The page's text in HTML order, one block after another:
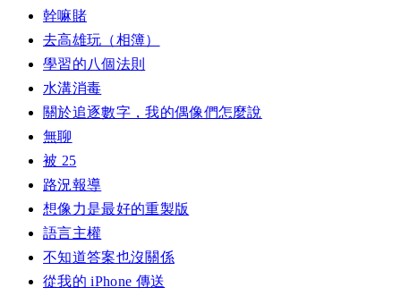
幹嘛賭
去高雄玩（相簿）
學習的八個法則
水溝消毒
關於追逐數字，我的偶像們怎麼說
無聊
被 25
路況報導
想像力是最好的重製版
語言主權
不知道答案也沒關係
從我的 iPhone 傳送